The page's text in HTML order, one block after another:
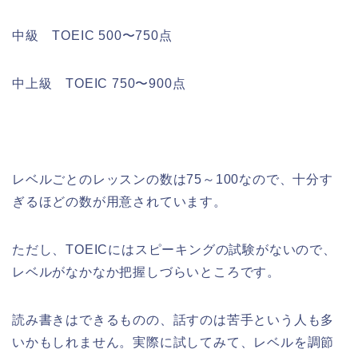
中級 TOEIC 500〜750点
中上級 TOEIC 750〜900点
レベルごとのレッスンの数は75～100なので、十分す
ぎるほどの数が用意されています。
ただし、TOEICにはスピーキングの試験がないので、
レベルがなかなか把握しづらいところです。
読み書きはできるものの、話すのは苦手という人も多
いかもしれません。実際に試してみて、レベルを調節